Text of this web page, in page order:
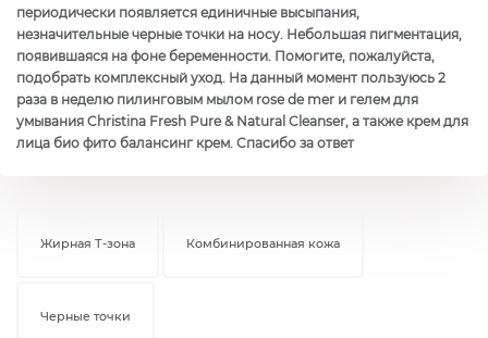
периодически появляется единичные высыпания,
незначительные черные точки на носу. Небольшая пигментация,
появившаяся на фоне беременности. Помогите, пожалуйста,
подобрать комплексный уход. На данный момент пользуюсь 2
раза в неделю пилинговым мылом rose de mer и гелем для
умывания Christina Fresh Pure & Natural Cleanser, а также крем для
лица био фито балансинг крем. Спасибо за ответ
Жирная Т-зона Комбинированная кожа
Черные точки